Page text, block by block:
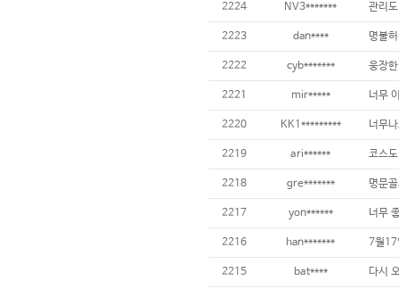
2224 NV3*******
2223 dan****
2222 cyb******* 웅장
2221 mir***** 너무
2220 KK1*********
2219 ari******
2218 gre******* 명문
2217 yon******
2216 han*******
2215 bat****